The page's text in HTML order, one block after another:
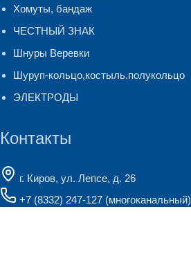
Хомуты, бандаж
ЧЕСТНЫЙ ЗНАК
Шнуры Веревки
Шуруп-кольцо,костыль.полукольцо
ЭЛЕКТРОДЫ
Контакты
г. Киров, ул. Лепсе, д. 26
+7 (8332) 247-127 (многоканальный)